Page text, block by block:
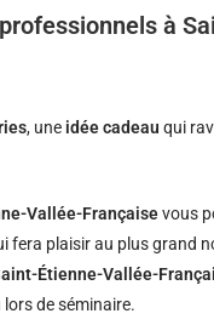
à
, une idée cadeau qui
Vallée-Françaisevous
plaisir au plus grand
Étienne-Vallée-
de séminaire.